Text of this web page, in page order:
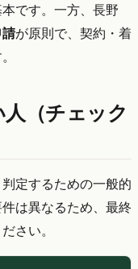
です。一方、長野
が原則で、契約・着
（チェック
定するための一般的
は異なるため、最終
さい。